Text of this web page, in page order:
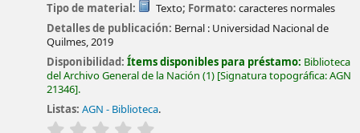
Tipo de material:
Texto; Formato: caracteres normales
Detalles de publicación: Bernal : Universidad Nacional de
Quilmes,2019
Disponibilidad:Ítems disponibles para préstamo: Biblioteca
del Archivo General de la Nación (1) Signatura topográfica:AGN
21346 .
Listas: AGN - Biblioteca.
valoración